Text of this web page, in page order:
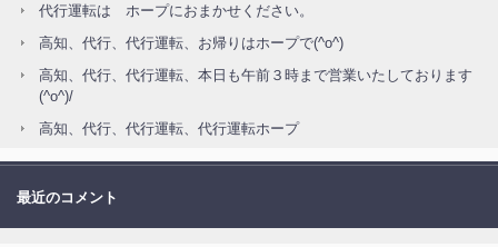
代行運転は ホープにおまかせください。
高知、代行、代行運転、お帰りはホープで(^o^)
高知、代行、代行運転、本日も午前３時まで営業いたしております
(^o^)/
高知、代行、代行運転、代行運転ホープ
最近のコメント